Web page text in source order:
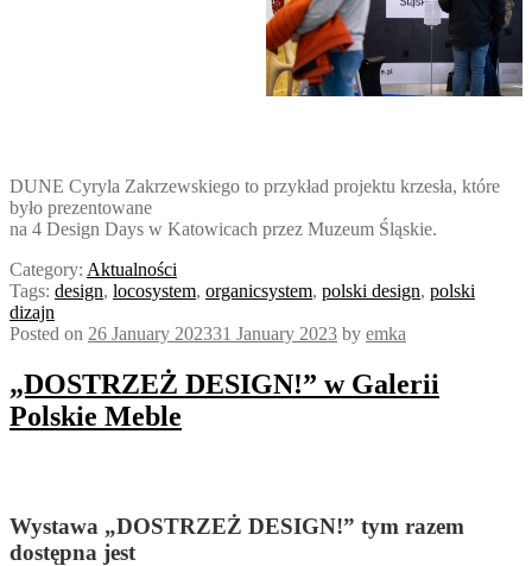
DUNE Cyryla Zakrzewskiego to przykład projektu krzesła, które
było prezentowane
na 4 Design Days w Katowicach przez Muzeum Śląskie.
Category: Aktualności
Tags: design, locosystem, organicsystem, polski design, polski
dizajn
Posted on 26 January 202331 January 2023 by emka
„DOSTRZEŻ DESIGN!” w Galerii
Polskie Meble
Wystawa „DOSTRZEŻ DESIGN!” tym razem
dostępna jest